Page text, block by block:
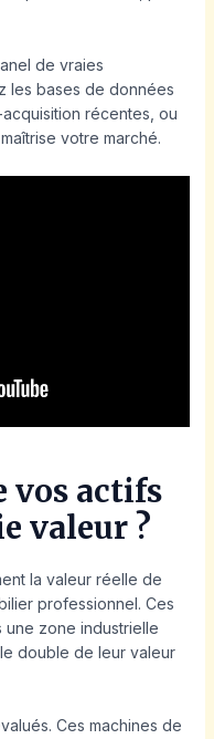
de vraies
les bases de données
récentes, ou
votre marché.
vos actifs
valeur ?
la valeur réelle de
professionnel. Ces
une zone industrielle
double de leur valeur
Ces machines de